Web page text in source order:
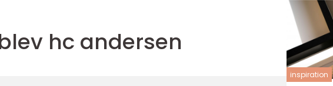
hc andersen
inspiration